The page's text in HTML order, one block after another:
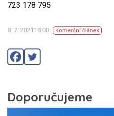
723 178 795
8. 7. 202118:00 Komerční článek